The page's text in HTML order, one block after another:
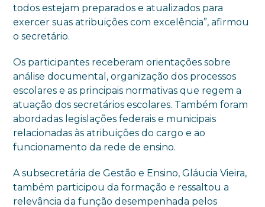
todos estejam preparados e atualizados para
exercer suas atribuições com excelência”, afirmou
o secretário.
Os participantes receberam orientações sobre
análise documental, organização dos processos
escolares e as principais normativas que regem a
atuação dos secretários escolares. Também foram
abordadas legislações federais e municipais
relacionadas às atribuições do cargo e ao
funcionamento da rede de ensino.
A subsecretária de Gestão e Ensino, Gláucia Vieira,
também participou da formação e ressaltou a
relevância da função desempenhada pelos